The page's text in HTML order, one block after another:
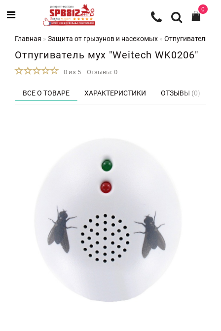
0
Главная Защита от грызунов и насекомых Отпугиватели и
Отпугиватель мух "Weitech WK0206"
0 из 5 Отзывы: 0
ВСЕ О ТОВАРЕ ХАРАКТЕРИСТИКИ ОТЗЫВЫ (0)